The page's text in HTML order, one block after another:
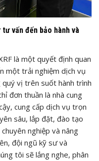
vấn đến bảo hành và
là một quyết định quan
một trải nghiệm dịch vụ
vị trên suốt hành trình
đơn thuần là nhà cung
cung cấp dịch vụ trọn
sâu, lắp đặt, đào tạo
nghiệp và nâng
đội ngũ kỹ sư và
tôi sẽ lắng nghe, phân